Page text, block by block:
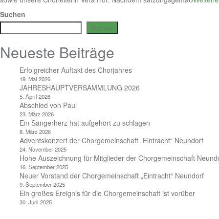
Suchen
Suchen
Neueste Beiträge
Erfolgreicher Auftakt des Chorjahres
19. Mai 2026
JAHRESHAUPTVERSAMMLUNG 2026
5. April 2026
Abschied von Paul
23. März 2026
Ein Sängerherz hat aufgehört zu schlagen
8. März 2026
Adventskonzert der Chorgemeinschaft „Eintracht“ Neundorf
24. November 2025
Hohe Auszeichnung für Mitglieder der Chorgemeinschaft
16. September 2025
Neuer Vorstand der Chorgemeinschaft „Eintracht“ Neundorf
9. September 2025
Ein großes Ereignis für die Chorgemeinschaft ist vorüber
30. Juni 2025